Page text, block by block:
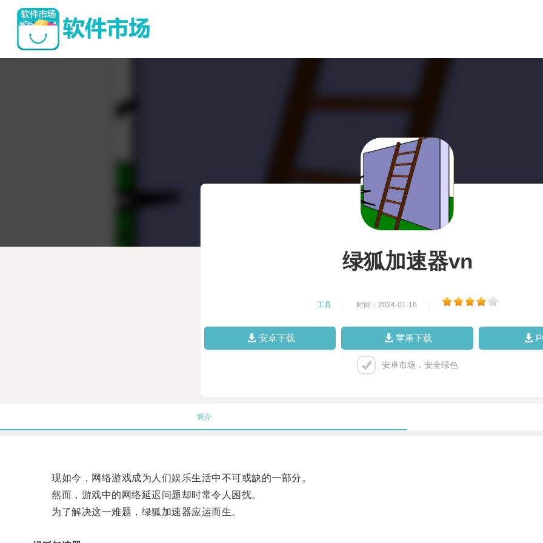
绿狐加速器vn
工具 时间：2024-01-16
安卓下载 苹果下载
安卓市场，安全绿色
简介
现如今，网络游戏成为人们娱乐生活中不可或缺的一部分。
然而，游戏中的网络延迟问题却时常令人困扰。
为了解决这一难题，绿狐加速器应运而生。